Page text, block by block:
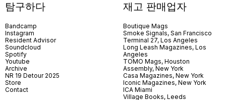
탐구하다
Bandcamp
Instagram
Resident Advisor
Soundcloud
Spotify
Youtube
Archive
NR 19 Detour 2025
Store
Contact
재고 판매업자
Boutique Mags
Smoke Signals, San Francisco
Terminal 27, Los Angeles
Long Leash Magazines, Los
Angeles
TOMO Mags, Houston
Assembly, New York
Casa Magazines, New York
Iconic Magazines, New York
ICA Miami
Village Books, Leeds